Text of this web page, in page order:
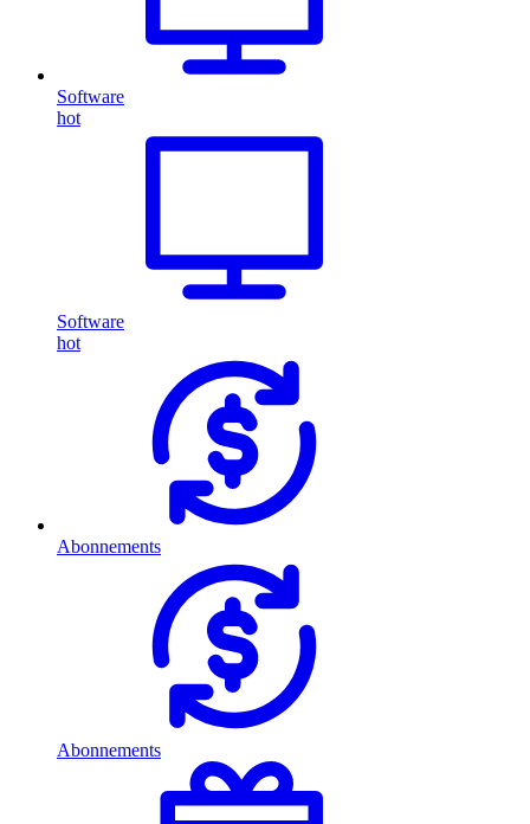
Software
hot
Software
hot
Abonnements
Abonnements